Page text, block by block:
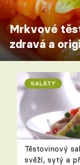
Mrkvové
zdravá a
SALÁTY
Těstovinový
svěží, sytý a